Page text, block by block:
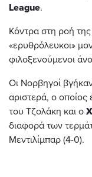
League.
Κόντρα στη ροή
«ερυθρόλευκοι»
φιλοξενούμενοι
Oι Νορβηγοί
αριστερά, ο οποίος
του Τζολάκη και ο
διαφορά των
Μεντιλίμπαρ (4-0).